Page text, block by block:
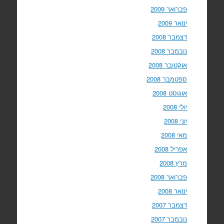
פברואר 2009
ינואר 2009
דצמבר 2008
נובמבר 2008
אוקטובר 2008
ספטמבר 2008
אוגוסט 2008
יולי 2008
יוני 2008
מאי 2008
אפריל 2008
מרץ 2008
פברואר 2008
ינואר 2008
דצמבר 2007
נובמבר 2007